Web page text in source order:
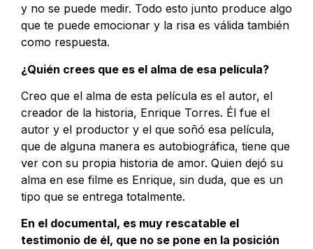
y no se puede medir. Todo esto junto produce algo
que te puede emocionar y la risa es válida también
como respuesta.
¿Quién crees que es el alma de esa película?
Creo que el alma de esta película es el autor, el
creador de la historia, Enrique Torres. Él fue el
autor y el productor y el que soñó esa película,
que de alguna manera es autobiográfica, tiene que
ver con su propia historia de amor. Quien dejó su
alma en ese filme es Enrique, sin duda, que es un
tipo que se entrega totalmente.
En el documental, es muy rescatable el
testimonio de él, que no se pone en la posición